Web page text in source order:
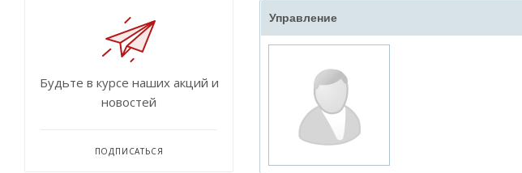
Управление
Будьте в курсе наших акций и
новостей
ПОДПИСАТЬСЯ